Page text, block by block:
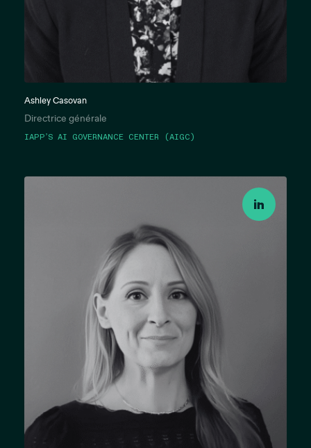
Ashley Casovan
Directrice générale
IAPP’S AI GOVERNANCE CENTER (AIGC)